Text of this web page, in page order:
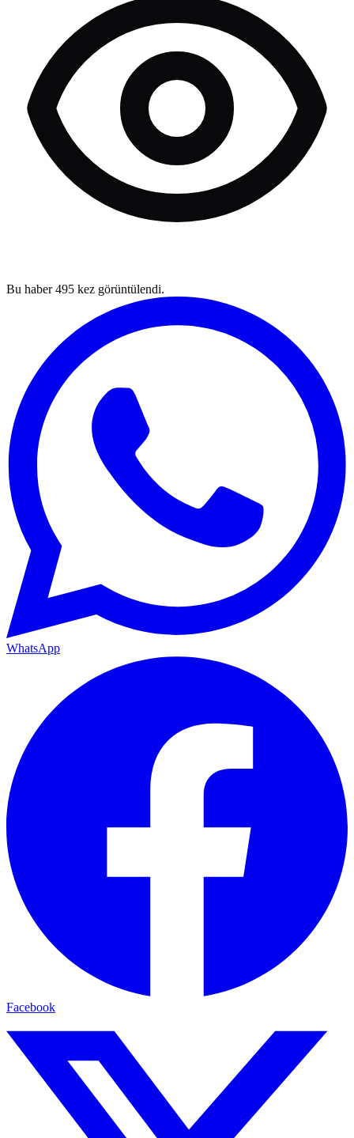
Bu haber495 kez görüntülendi.
WhatsApp
Facebook